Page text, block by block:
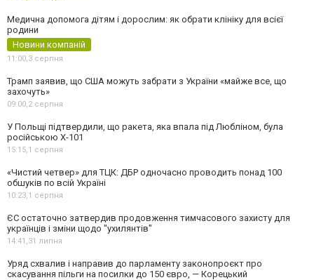
Медична допомога дітям і дорослим: як обрати клініку для всієї
родини
Новини компаній
11:00,3 серпня
Трамп заявив, що США можуть забрати з України «майже все, що
захочуть»
09:00,2 серпня
У Польщі підтвердили, що ракета, яка впала під Любліном, була
російською Х-101
15:15,1 серпня
«Чистий четвер» для ТЦК: ДБР одночасно проводить понад 100
обшуків по всій Україні
10:23,1 серпня
ЄС остаточно затвердив продовження тимчасового захисту для
українців і зміни щодо "ухилянтів"
14:41,31 липня
Уряд схвалив і направив до парламенту законопроєкт про
скасування пільги на посилки до 150 євро, — Корецький